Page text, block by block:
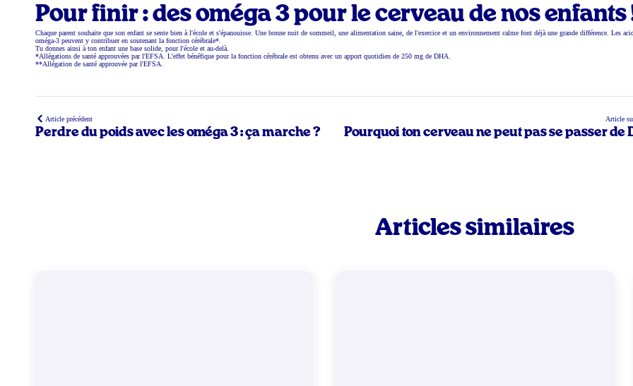
Pour finir : des oméga 3 pour le cerveau de nos enfants
Chaque parent souhaite que son enfant se sente bien à l'école et s'épanouisse. Une bonne nuit de sommeil, une alimentation saine, de l'exercice et un environnement calme font déjà une grande différence. Les
oméga-3 peuvent y contribuer en soutenant la fonction cérébrale*.
Tu donnes ainsi à ton enfant une base solide, pour l'école et au-delà.
*Allégations de santé approuvées par l'EFSA. L'effet bénéfique pour la fonction cérébrale est obtenu avec un apport quotidien de 250 mg de DHA.
**Allégation de santé approuvée par l'EFSA.
Article précédent
Perdre du poids avec les oméga 3 : ça marche ?
Article
Pourquoi ton cerveau ne peut pas se passer de
Articles similaires